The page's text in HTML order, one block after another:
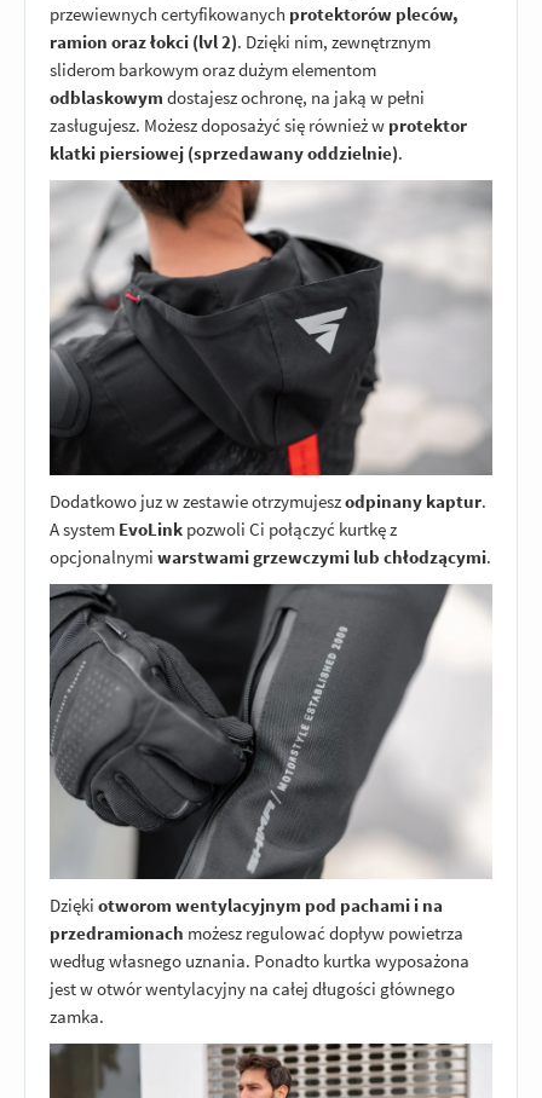
przewiewnych certyfikowanych protektorów pleców,
ramion oraz łokci (lvl 2). Dzięki nim, zewnętrznym
sliderom barkowym oraz dużym elementom
odblaskowym dostajesz ochronę, na jaką w pełni
zasługujesz. Możesz doposażyć się również w protektor
klatki piersiowej (sprzedawany oddzielnie).
Dodatkowo juz w zestawie otrzymujeszodpinany kaptur.
A system EvoLink pozwoli Ci połączyć kurtkę z
opcjonalnymi warstwami grzewczymi lub chłodzącymi.
Dzięki otworom wentylacyjnym pod pachami i na
przedramionach możesz regulować dopływ powietrza
według własnego uznania. Ponadto kurtka wyposażona
jest w otwór wentylacyjny na całej długości głównego
zamka.